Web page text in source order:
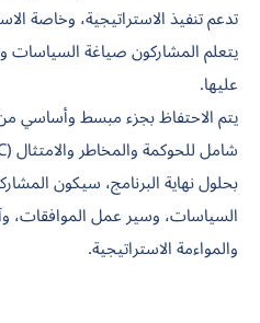
تدعم تنفيذ الاستراتيجية، وخاصة
يتعلم المشاركون صياغة السياسات
عليها.
يتم الاحتفاظ بجزء مبسط وأساسي
بحلول نهاية البرنامج، سيكون
السياسات، وسير عمل الموافقات،
والمواءمة الاستراتيجية.